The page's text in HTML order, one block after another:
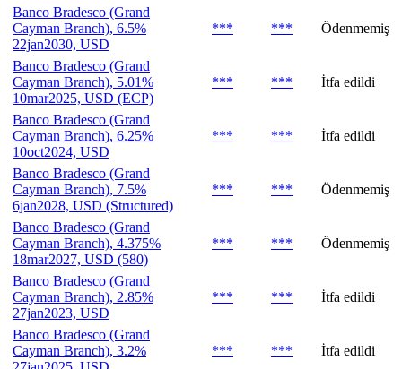
Banco Bradesco (Grand
Cayman Branch), 6.5%
22jan2030, USD
*** *** Ödenmemiş
Banco Bradesco (Grand
Cayman Branch), 5.01%
10mar2025, USD (ECP)
*** *** İtfa edildi
Banco Bradesco (Grand
Cayman Branch), 6.25%
10oct2024, USD
*** *** İtfa edildi
Banco Bradesco (Grand
Cayman Branch), 7.5%
6jan2028, USD (Structured)
*** *** Ödenmemiş
Banco Bradesco (Grand
Cayman Branch), 4.375%
18mar2027, USD (580)
*** *** Ödenmemiş
Banco Bradesco (Grand
Cayman Branch), 2.85%
27jan2023, USD
*** *** İtfa edildi
Banco Bradesco (Grand
Cayman Branch), 3.2%
*** *** İtfa edildi